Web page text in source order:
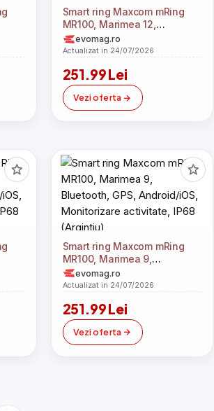
Smart ring Maxcom mRing
MR100, Marimea 12,
Bluetooth, GPS, Android/iOS,
Monitorizare activitate, IP68
evomag.ro
Actualizat in 24/07/2026
251.99 Lei
Vezi oferta
Smart ring Maxcom mRing
MR100, Marimea 9,
Bluetooth, GPS, Android/iOS,
Monitorizare activitate, IP68
evomag.ro
Actualizat in 24/07/2026
251.99 Lei
Vezi oferta